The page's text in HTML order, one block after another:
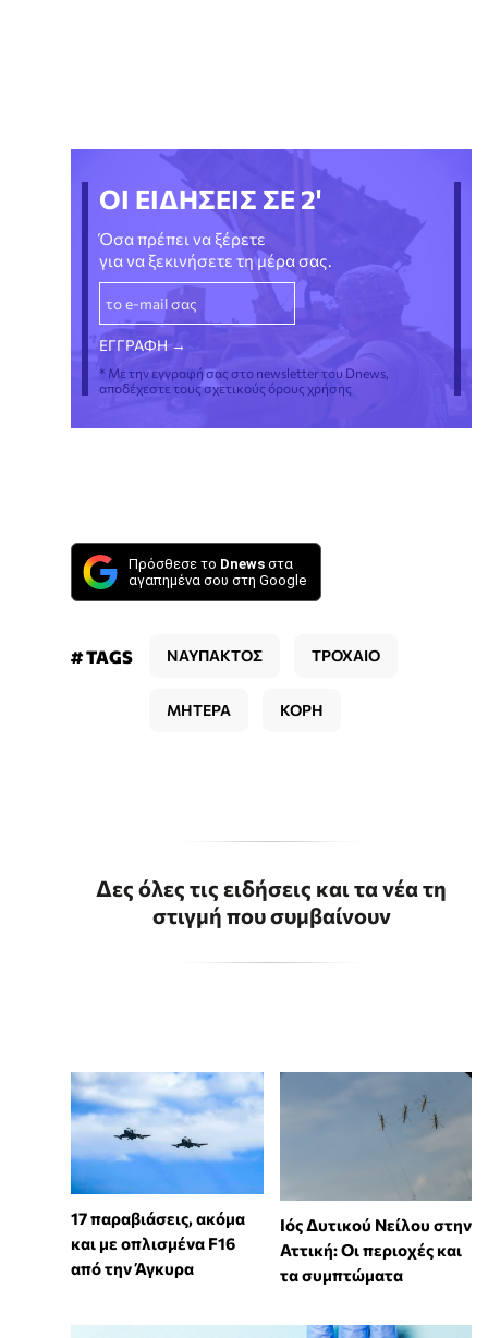
ΟΙ ΕΙΔΗΣΕΙΣ ΣΕ 2'
Όσα πρέπει να ξέρετε
για να ξεκινήσετε τη μέρα σας.
* Με την εγγραφή σας στο newsletter του Dnews,
αποδέχεστε τους σχετικούς όρους χρήσης
Πρόσθεσε το Dnews στα
αγαπημένα σου στη Google
# TAGS ΝΑΥΠΑΚΤΟΣ ΤΡΟΧΑΙΟ
ΜΗΤΕΡΑ ΚΟΡΗ
Δες όλες τις ειδήσεις και τα νέα τη
στιγμή που συμβαίνουν
17 παραβιάσεις, ακόμα
και με οπλισμένα F16
από την Άγκυρα
Ιός Δυτικού Νείλου στην
Αττική: Οι περιοχές και
τα συμπτώματα